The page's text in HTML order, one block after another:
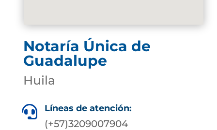
Notaría Única de
Guadalupe
Huila
 Líneas de atención:
(+57)3209007904